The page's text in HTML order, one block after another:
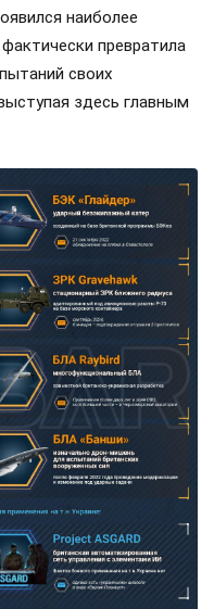
наиболее
превратила
своих
здесь главным